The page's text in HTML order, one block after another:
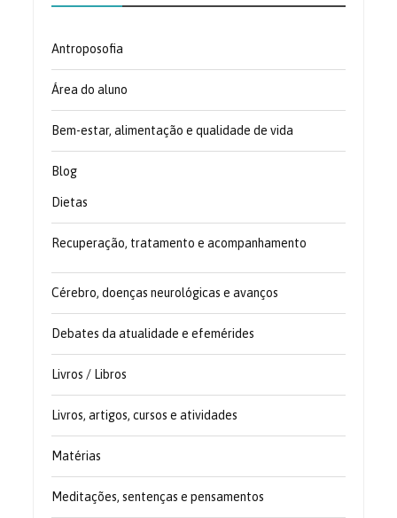
Antroposofia
Área do aluno
Bem-estar, alimentação e qualidade de vida
Blog
Dietas
Recuperação, tratamento e acompanhamento
Cérebro, doenças neurológicas e avanços
Debates da atualidade e efemérides
Livros / Libros
Livros, artigos, cursos e atividades
Matérias
Meditações, sentenças e pensamentos